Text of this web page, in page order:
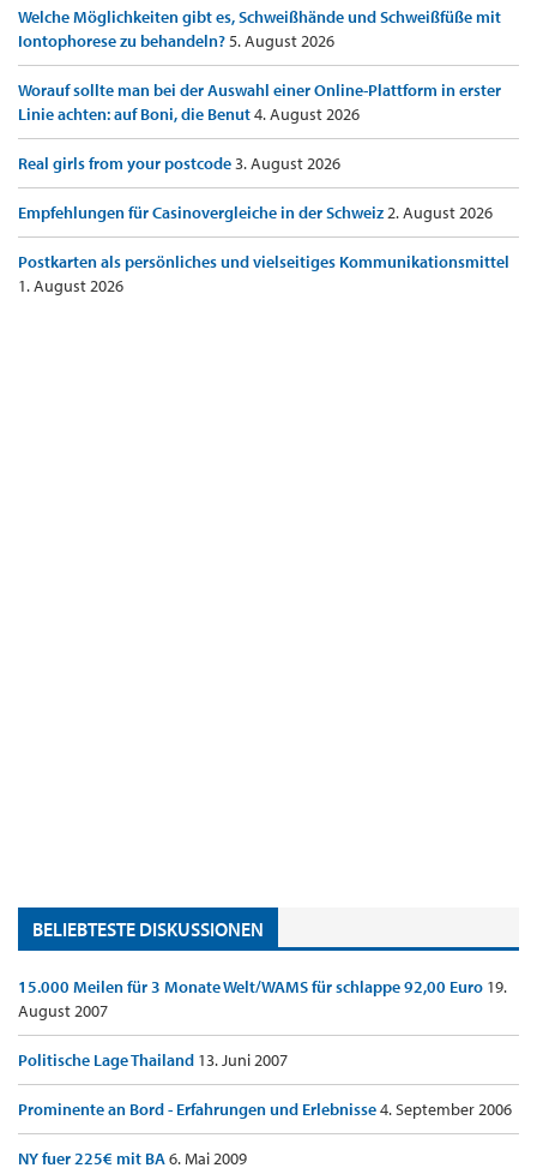
Welche Möglichkeiten gibt es, Schweißhände und Schweißfüße mit
Iontophorese zu behandeln?5. August 2026
Worauf sollte man bei der Auswahl einer Online-Plattform in erster
Linie achten: auf Boni, die Benut4. August 2026
Real girls from your postcode3. August 2026
Empfehlungen für Casinovergleiche in der Schweiz2. August 2026
Postkarten als persönliches und vielseitiges Kommunikationsmittel
1. August 2026
BELIEBTESTE DISKUSSIONEN
15.000 Meilen für 3 Monate Welt/WAMS für schlappe 92,00 Euro 19.
August 2007
Politische Lage Thailand 13. Juni 2007
Prominente an Bord - Erfahrungen und Erlebnisse4. September 2006
NY fuer 225€ mit BA6. Mai 2009